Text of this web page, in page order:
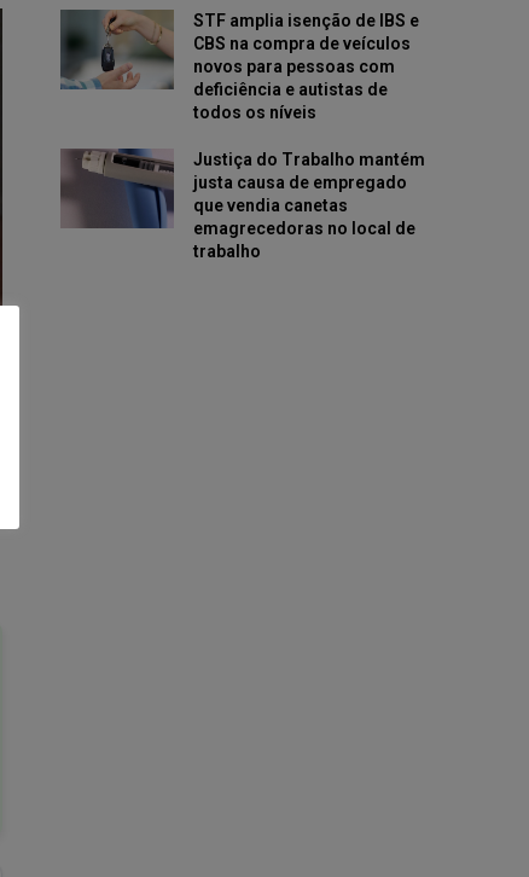
STF amplia isenção de IBS e
CBS na compra de veículos
novos para pessoas com
deficiência e autistas de
todos os níveis
Justiça do Trabalho mantém
justa causa de empregado
que vendia canetas
emagrecedoras no local de
trabalho